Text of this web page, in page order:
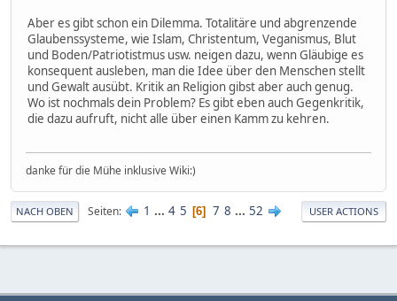
Aber es gibt schon ein Dilemma. Totalitäre und abgrenzende
Glaubenssysteme, wie Islam, Christentum, Veganismus, Blut
und Boden/Patriotistmus usw. neigen dazu, wenn Gläubige es
konsequent ausleben, man die Idee über den Menschen stellt
und Gewalt ausübt. Kritik an Religion gibst aber auch genug.
Wo ist nochmals dein Problem? Es gibt eben auch Gegenkritik,
die dazu aufruft, nicht alle über einen Kamm zu kehren.
danke für die Mühe inklusive Wiki:)
NACH OBEN Seiten 1 ... 4 5 6 7 8 ... 52 USER ACTIONS